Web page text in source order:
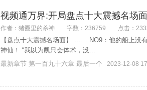
视频通万界:开局盘点十大震撼名场
作者：猪圈里的杀神 字数：236759 点击：
【盘点十大震撼名场面】 …… NO9：他的船上没
神仙！ “我以为凯只会体术，没...
最新章节 第一百九十六章 最后一个
2023-12-08